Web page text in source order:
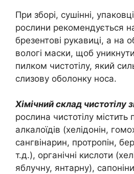
При зборі, сушінні,
рослини рекомендується
брезентові рукавиці, а на
вологі маски, щоб уникнути
пилком чистотілу, який
слизову оболонку носа.
Хімічний склад чистотілу
рослина чистотілу містить
алкалоїдів (хелідонін,
сангвінарин, протропін,
т.д.), органічні кислоти
яблучну, янтарну),